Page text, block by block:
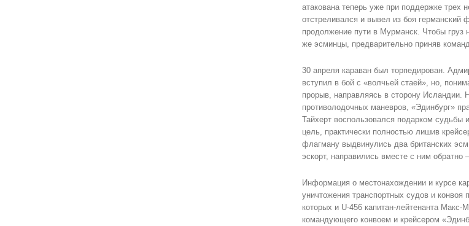
атакована теперь уже при поддержке трех
отстреливался и вывел из боя
продолжение пути в Мурманск. Чтобы груз
же эсминцы, предварительно приняв
30 апреля караван был торпедирован.
вступил в бой с «волчьей стаей», но,
прорыв, направляясь в сторону Исландии.
противолодочных маневров, «Эдинбург»
Тайхерт воспользовался подарком
цель, практически полностью лишив
флагману выдвинулись два британских
эскорт, направились вместе с ним
Информация о местонахождении и курсе
уничтожения транспортных судов и
которых и U-456 капитан-лейтенанта
командующего конвоем и крейсером